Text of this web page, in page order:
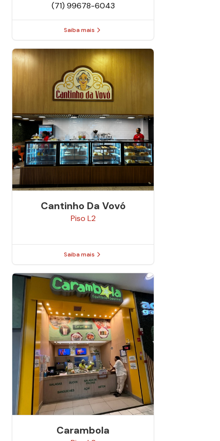
(71) 99678-6043
Saiba mais
Cantinho Da Vovó
Piso L2
Saiba mais
Carambola